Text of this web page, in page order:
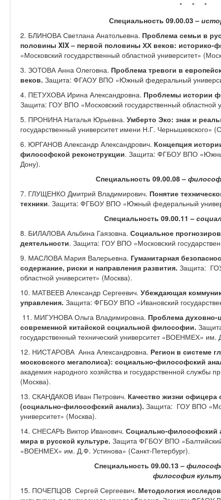
* * *
Специальность 09.00.03 –
2. БЛИНОВА Светлана Анатольевна. Проблема семьи в
половины XIX – первой половины ХХ веков: историко-
«Московский государственный областной университет»
3. ЗОТОВА Анна Олеговна. Проблема тревоги в
веков. Защита: ФГАОУ ВПО «Южный федеральный
4. ПЕТУХОВА Ирина Александровна. Проблемы истории
Защита: ГОУ ВПО «Московский государственный областной
5. ПРОНИНА Наталья Юрьевна. Умберто Эко: знак и
государственный университет имени Н.Г. Чернышевского»
6. ЮРГАНОВ Александр Александрович. Концепция
философской реконструкции. Защита: ФГБОУ ВПО
Дону).
Специальность 09.00.08 –
7. ГЛУЩЕНКО Дмитрий Владимирович. Понятие
техники. Защита: ФГБОУ ВПО «Южный федеральный
Специальность 09.00.11 –
8. БИЛАЛОВА Альбина Гаязовна. Социальное
деятельности. Защита: ГОУ ВПО «Московский
9. МАСЛОВА Мария Валерьевна. Гуманитарная
содержание, риски и направления развития. Защита:
областной университет» (Москва).
10. МАТВЕЕВ Александр Сергеевич. Убеждающая
управления. Защита: ФГБОУ ВПО «Ивановский
11. МИГУНОВА Ольга Владимировна. Проблема
современной китайской социальной философии.
государственный технический университет «ВОЕНМЕХ» им.
12. НИСТАРОВА Анна Александровна. Регион в системе
московского мегаполиса): социально-философский
академия народного хозяйства и государственной службы
(Москва).
13. СКАНДАКОВ Иван Петрович. Качество жизни
(социально-философский анализ). Защита: ГОУ ВПО
университет» (Москва).
14. СНЕСАРЬ Виктор Иванович. Социально-философский
мира в русской культуре. Защита ФГБОУ ВПО «Балтийский
«ВОЕНМЕХ» им. Д.Ф. Устинова» (Санкт-Петербург).
Специальность 09.00.13 –
философия
15. ПОЧЕПЦОВ Сергей Сергеевич. Методология